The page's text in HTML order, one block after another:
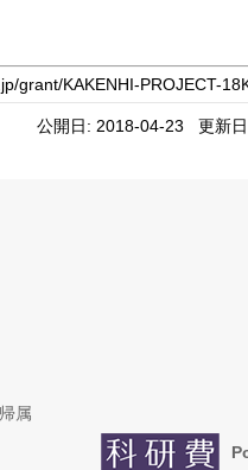
公開日: 2018-04-23 更新
属